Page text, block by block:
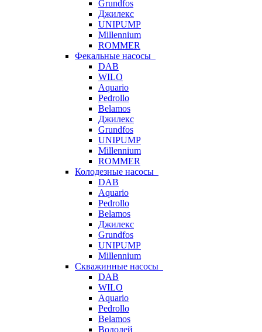
Grundfos
Джилекс
UNIPUMP
Millennium
ROMMER
Фекальные насосы
DAB
WILO
Aquario
Pedrollo
Belamos
Джилекс
Grundfos
UNIPUMP
Millennium
ROMMER
Колодезные насосы
DAB
Aquario
Pedrollo
Belamos
Джилекс
Grundfos
UNIPUMP
Millennium
Скважинные насосы
DAB
WILO
Aquario
Pedrollo
Belamos
Водолей